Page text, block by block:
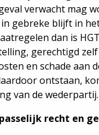
verwacht mag
gebreke blijft in
dan is
gerechtigd
en schade aan
ontstaan,
van de wederpartij.
recht en